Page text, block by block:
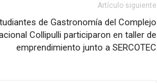
Artículo siguiente
de Gastronomía del Complejo
Collipulli participaron en taller de
emprendimiento junto a SERCOTEC